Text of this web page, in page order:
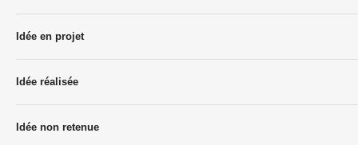
Idée en projet
Idée réalisée
Idée non retenue